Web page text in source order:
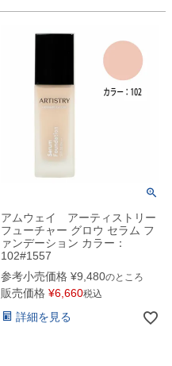
アムウェイ アーティストリー
フューチャー グロウ セラム フ
ァンデーション カラー：
102#1557
参考小売価格 ¥9,480のところ
販売価格 ¥6,660税込
詳細を見る